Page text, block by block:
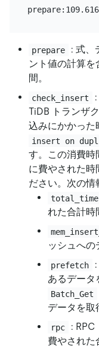
prepare
: 式、
ント値の計算
間。
check_insert
TiDB トランザ
込みにかかった
insert on
す。この消費時
に費やされた時
ださい。次の情
total_time
れた合計時
ッシュへの
prefetch
あるデータ
Batch_Get
データを取
rpc
: RPC
費やされた